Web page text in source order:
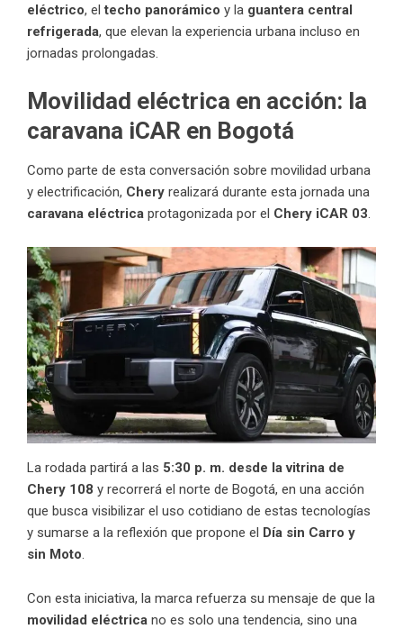
eléctrico, eltecho panorámico y la guantera central
refrigerada, que elevan la experiencia urbana incluso en
jornadas prolongadas.
Movilidad eléctrica en acción: la
caravana iCAR en Bogotá
Como parte de esta conversación sobre movilidad urbana
y electrificación, Chery realizará durante esta jornada una
caravana eléctrica protagonizada por el Chery iCAR 03.
La rodada partirá a las 5:30 p. m. desde la vitrina de
Chery 108 y recorrerá el norte de Bogotá, en una acción
que busca visibilizar el uso cotidiano de estas tecnologías
y sumarse a la reflexión que propone el Día sin Carro y
sin Moto.
Con esta iniciativa, la marca refuerza su mensaje de que la
movilidad eléctrica no es solo una tendencia, sino una